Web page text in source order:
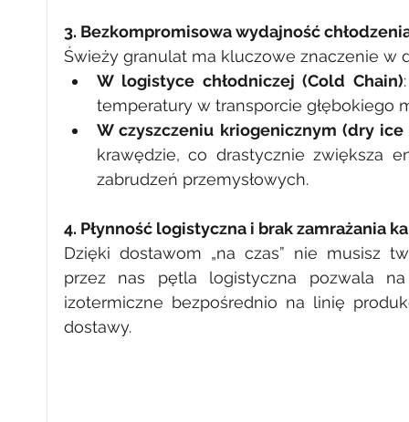
3. Bezkompromisowa wydajność
Świeży granulat ma kluczowe znaczenie w
W logistyce chłodniczej (Cold Chain)
temperatury w transporcie głębokiego
W czyszczeniu kriogenicznym (dry
krawędzie, co drastycznie zwiększa
zabrudzeń przemysłowych.
4. Płynność logistyczna i brak zamrażania
Dzięki dostawom „na czas” nie musisz
przez nas pętla logistyczna pozwala
izotermiczne bezpośrednio na linię
dostawy.